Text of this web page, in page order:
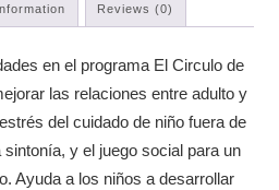
Reviews (0)
en el programa El Circulo de
las relaciones entre adulto y
del cuidado de niño fuera de
y el juego social para un
Ayuda a los niños a desarrollar